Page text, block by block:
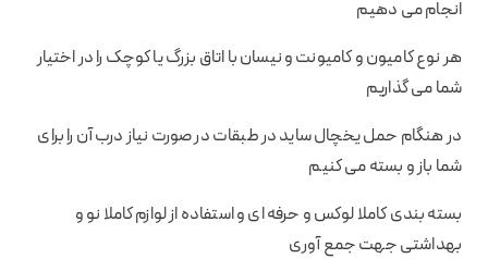
انجام می دهیم
هر نوع کامیون و کامیونت و نیسان با اتاق بزرگ یا کوچک را در اختیار
شما می گذاریم
در هنگام حمل یخچال ساید در طبقات در صورت نیاز درب آن را برای
شما باز و بسته می کنیم
بسته بندی کاملا لوکس و حرفه ای و استفاده از لوازم کاملا نو و
بهداشتی جهت جمع آوری